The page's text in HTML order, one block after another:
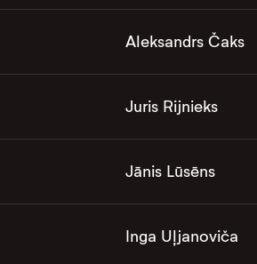
Aleksandrs Čaks
Juris Rijnieks
Jānis Lūsēns
Inga Uļjanoviča